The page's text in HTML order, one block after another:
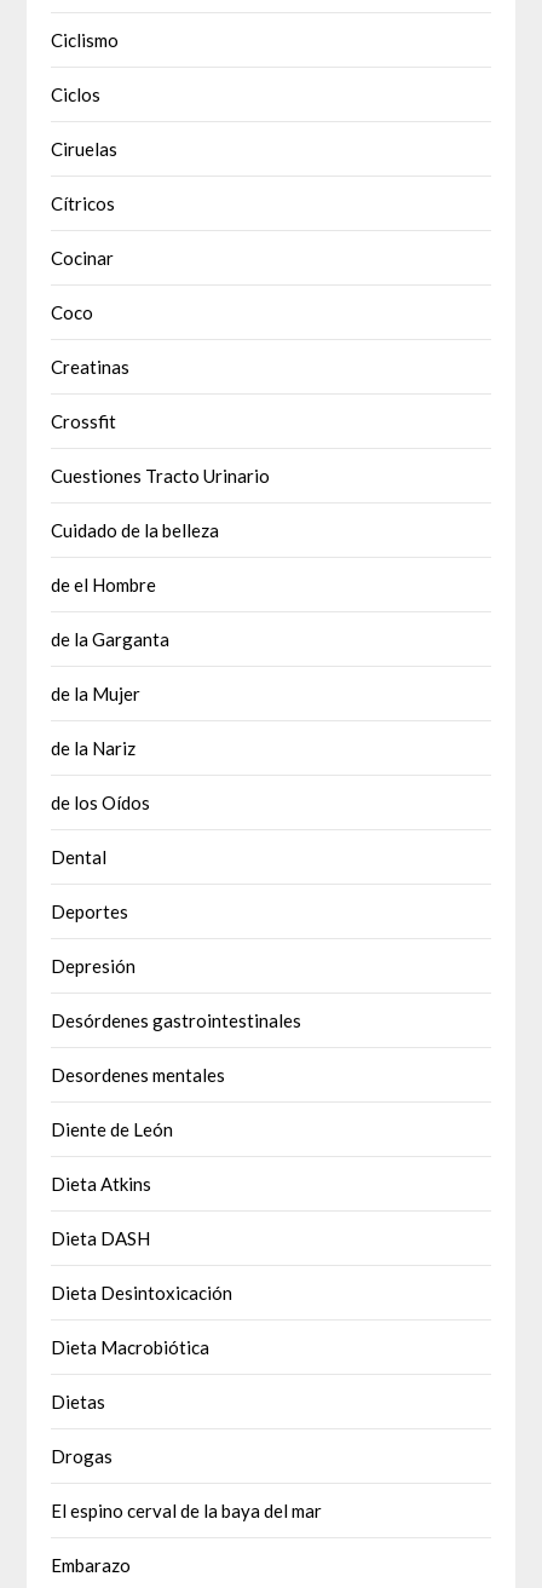
Ciclismo
Ciclos
Ciruelas
Cítricos
Cocinar
Coco
Creatinas
Crossfit
Cuestiones Tracto Urinario
Cuidado de la belleza
de el Hombre
de la Garganta
de la Mujer
de la Nariz
de los Oídos
Dental
Deportes
Depresión
Desórdenes gastrointestinales
Desordenes mentales
Diente de León
Dieta Atkins
Dieta DASH
Dieta Desintoxicación
Dieta Macrobiótica
Dietas
Drogas
El espino cerval de la baya del mar
Embarazo